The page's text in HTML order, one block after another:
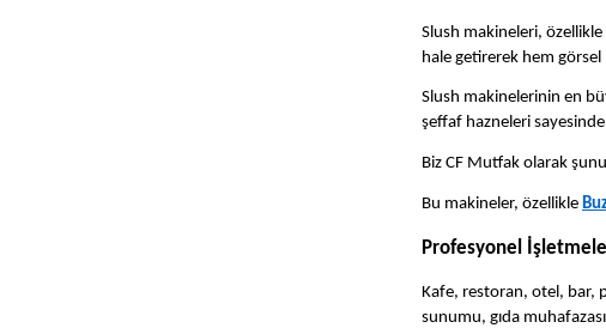
Slush makineleri, özellikle
hale getirerek hem görsel
Slush makinelerinin en
şeffaf hazneleri
Biz CF Mutfak olarak
Bu makineler, özellikle
Profesyonel
Kafe, restoran, otel, bar,
sunumu, gıda